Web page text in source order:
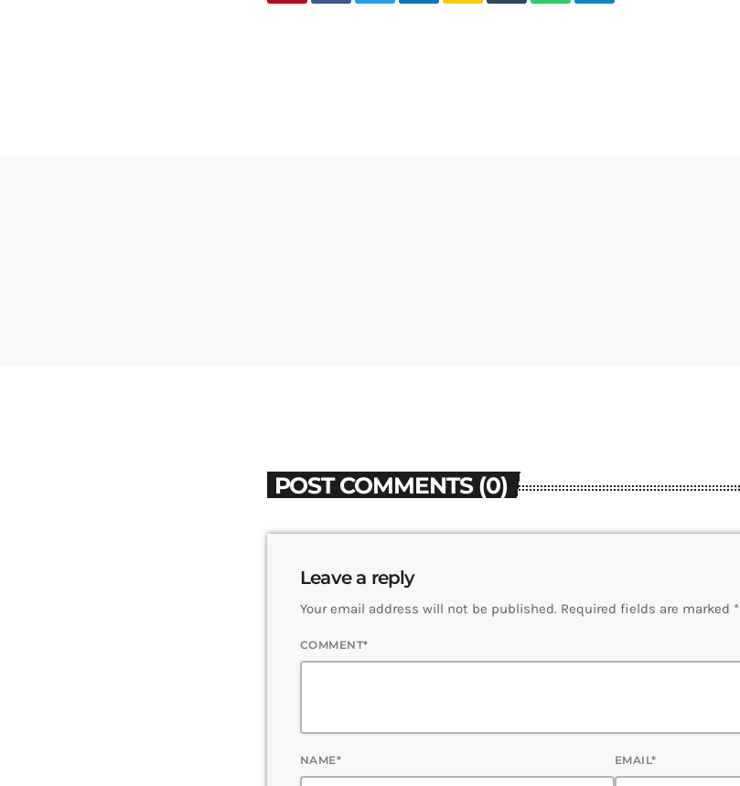
POST COMMENTS (0)
Leave a reply
Your email address will not be published. Required fields are marked *
COMMENT*
NAME* EMAIL*